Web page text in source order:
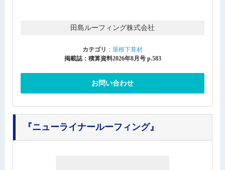
田島ルーフィング株式会社
カテゴリ ： 屋根下葺材
掲載誌：積算資料2026年8月号 p.583
お問い合わせ
『ニューライナールーフィング』